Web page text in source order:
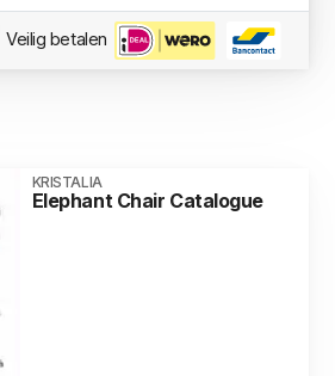
Veilig betalen
KRISTALIA
Elephant Chair Catalogue